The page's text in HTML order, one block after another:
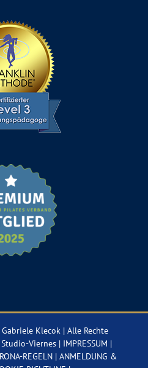
Klecok | Alle Rechte
Studio-Viernes | IMPRESSUM |
REGELN | ANMELDUNG &